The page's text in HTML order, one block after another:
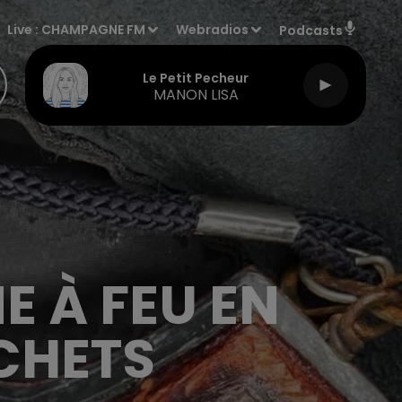
Live : CHAMPAGNE FM Webradios Podcasts
Le Petit Pecheur
MANON LISA
À FEU EN